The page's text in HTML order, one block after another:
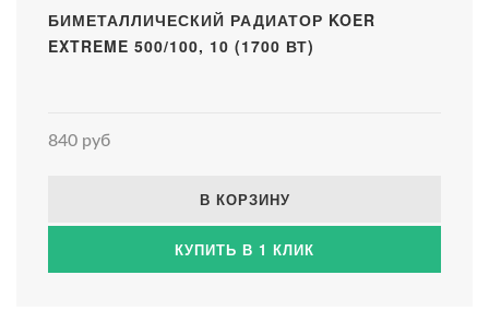
БИМЕТАЛЛИЧЕСКИЙ РАДИАТОР KOER
EXTREME 500/100, 10 (1700 ВТ)
840 руб
В КОРЗИНУ
КУПИТЬ В 1 КЛИК